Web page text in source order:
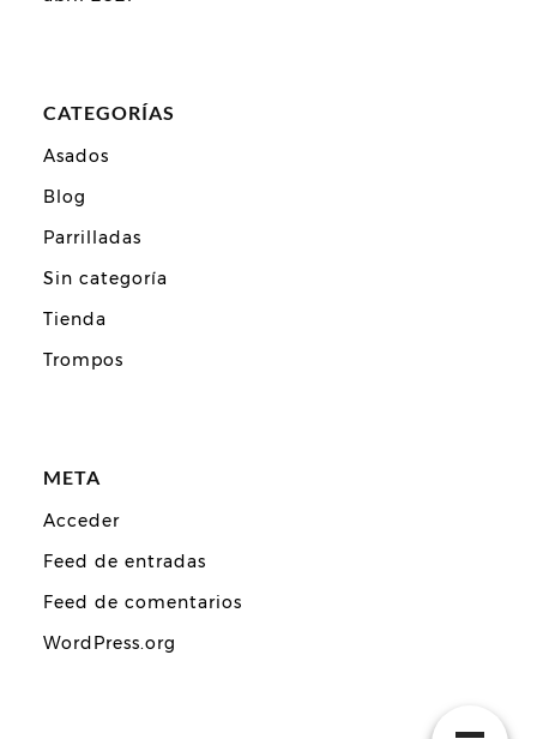
CATEGORÍAS
Asados
Blog
Parrilladas
Sin categoría
Tienda
Trompos
META
Acceder
Feed de entradas
Feed de comentarios
WordPress.org